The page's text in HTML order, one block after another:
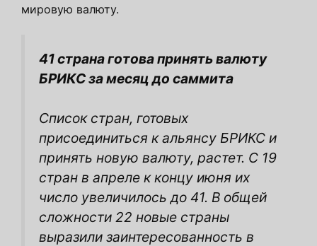
мировую валюту.
41 страна готова принять валюту
БРИКС за месяц до саммита
Список стран, готовых
присоединиться к альянсу БРИКС и
принять новую валюту, растет. С 19
стран в апреле к концу июня их
число увеличилось до 41. В общей
сложности 22 новые страны
выразили заинтересованность в